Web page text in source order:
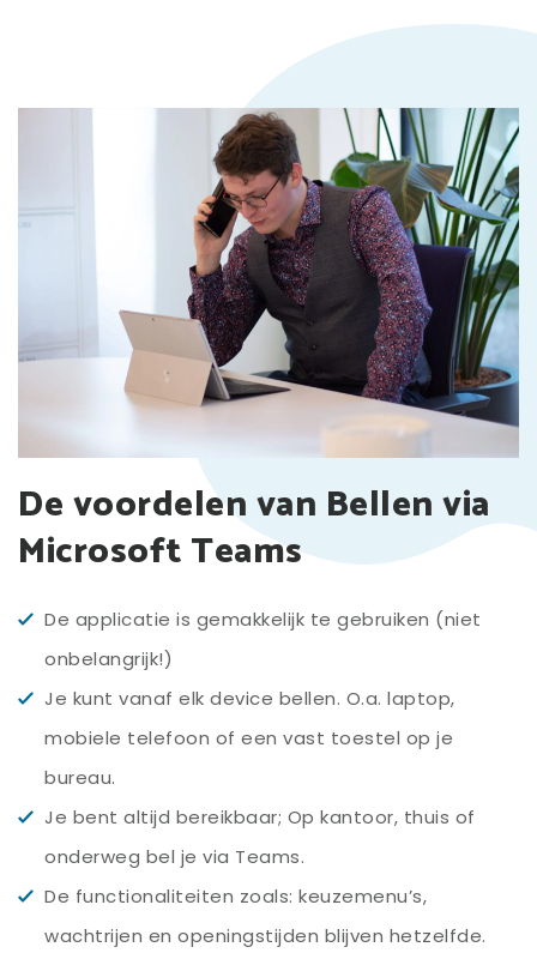
De voordelen van Bellen via
Microsoft Teams
De applicatie is gemakkelijk te gebruiken (niet
onbelangrijk!)
Je kunt vanaf elk device bellen. O.a. laptop,
mobiele telefoon of een vast toestel op je
bureau.
Je bent altijd bereikbaar; Op kantoor, thuis of
onderweg bel je via Teams.
De functionaliteiten zoals: keuzemenu’s,
wachtrijen en openingstijden blijven hetzelfde.